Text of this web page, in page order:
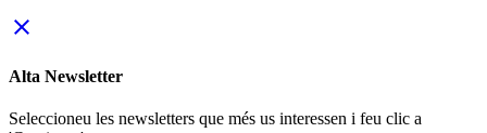
close
Alta Newsletter
Seleccioneu les newsletters que més us interessen i feu clic a